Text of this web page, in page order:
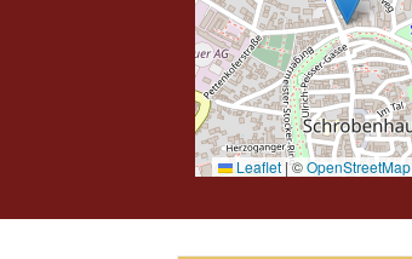
Leaflet |©OpenStreetMap